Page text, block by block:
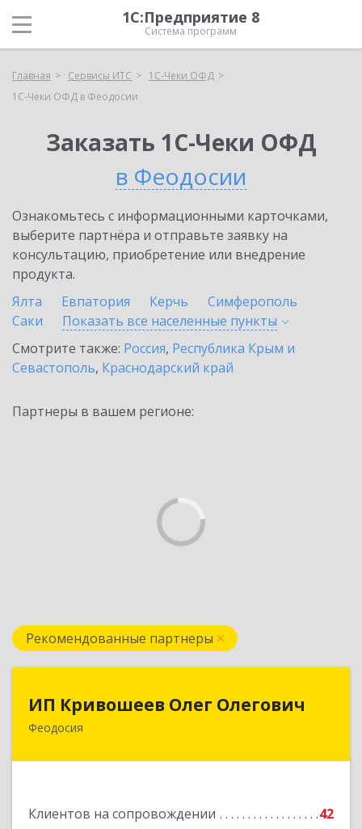
1С:Предприятие 8
Система программ
Главная Сервисы ИТС
1С-Чеки ОФД
1С-Чеки ОФД в Феодосии
Заказать 1С-Чеки ОФД
в Феодосии
Ознакомьтесь с информационными карточками,
выберите партнёра и отправьте заявку на
консультацию, приобретение или внедрение
продукта.
Ялта
Евпатория Керчь
Симферополь
Саки
Показать все населенные пункты
Смотрите также: Россия, Республика Крым и
Севастополь, Краснодарский край
Партнеры в вашем регионе:
Рекомендованные партнеры
ИП Кривошеев Олег Олегович
Феодосия
Клиентов на сопровождении 42